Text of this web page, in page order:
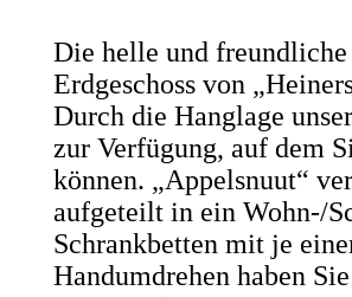
Die helle und
Erdgeschoss von
Durch die Hanglage
zur Verfügung, auf dem
können. „Appelsnuut“
aufgeteilt in ein Wohn-/
Schrankbetten mit je
Handumdrehen haben